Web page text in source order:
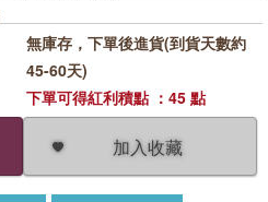
加入收藏
無庫存，下單後進貨(到貨天數約
45-60天)
下單可得紅利積點 ：45 點